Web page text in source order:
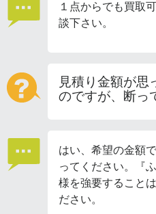
１点からでも買取
談下さい。
見積り金額が思
のですが、断っ
はい、希望の金額
ってください。『
様を強要すること
ださい。